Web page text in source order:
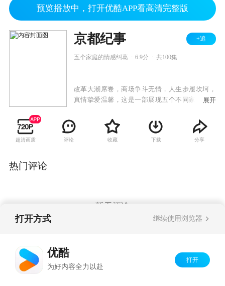
预览播放中，打开优酷APP看高清完整版
京都纪事 +追
五个家庭的情感纠葛 6.9分 共100集
改革大潮席卷，商场争斗无情，人生步履坎坷，
真情挚爱温馨，这是一部展现五个不同家庭不同
翰英街，说不完的世事沧桑；一个好故事，道不
尽的韵味悠长。故事折射改革开放城市巨变，呈
现京城精英众生相。
展开
超清画质 评论 收藏 下载 分享
热门评论
暂无评论
打开方式 继续使用浏览器
优酷
为好内容全力以赴
打开